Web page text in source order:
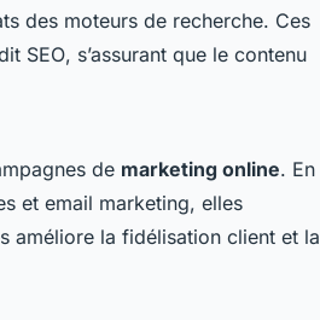
des moteurs de recherche. Ces
SEO, s’assurant que le contenu
de marketing online. En
et email marketing, elles
améliore la fidélisation client et la